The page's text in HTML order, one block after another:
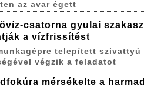
az avar égett
csatorna gyulai
a vízfrissítést
telepített szivattyú
végzik a feladatot
mérsékelte a